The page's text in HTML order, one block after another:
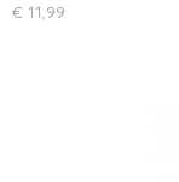
€ 11,99